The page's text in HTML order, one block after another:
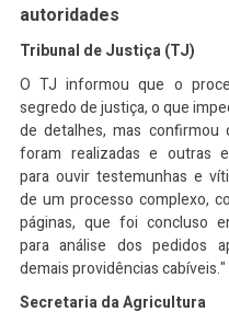
autoridades
Tribunal de Justiça (TJ)
O TJ informou que o
segredo de justiça, o que
de detalhes, mas confirmou
foram realizadas e outras
para ouvir testemunhas e
de um processo complexo,
páginas, que foi concluso
para análise dos pedidos
demais providências cabíveis."
Secretaria da Agricultura